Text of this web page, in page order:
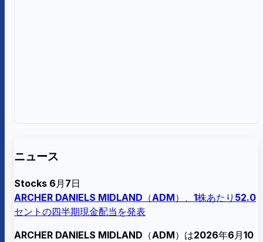
ニュース
Stocks 6月7日
ARCHER DANIELS MIDLAND（ADM）、1株あたり52.0
セントの四半期現金配当を発表
ARCHER DANIELS MIDLAND（ADM）は2026年6月10